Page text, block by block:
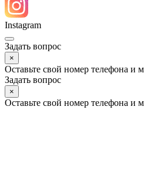
© 2025 ГК «УСК»
Позвонить
Max
Telegram